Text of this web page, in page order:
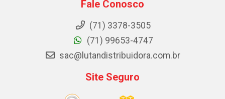
Fale Conosco
(71) 3378-3505
(71) 99653-4747
sac@lutandistribuidora.com.br
Site Seguro